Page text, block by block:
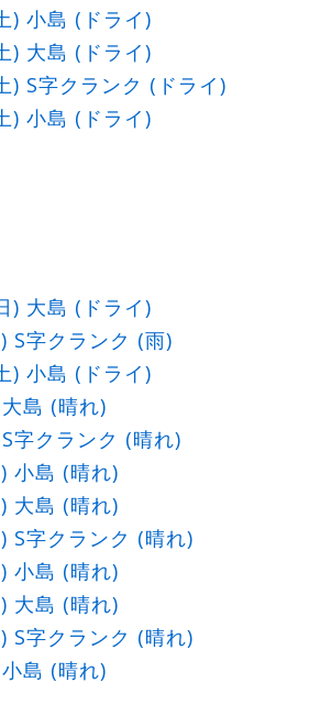
) 小島 (ドライ)
) 大島 (ドライ)
S字クランク (ドライ)
) 小島 (ドライ)
) 大島 (ドライ)
S字クランク (雨)
) 小島 (ドライ)
島 (晴れ)
字クランク (晴れ)
小島 (晴れ)
大島 (晴れ)
S字クランク (晴れ)
小島 (晴れ)
大島 (晴れ)
S字クランク (晴れ)
島 (晴れ)